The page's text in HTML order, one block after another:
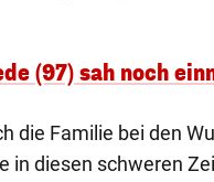
(97) sah noch
die Familie bei den
in diesen schweren